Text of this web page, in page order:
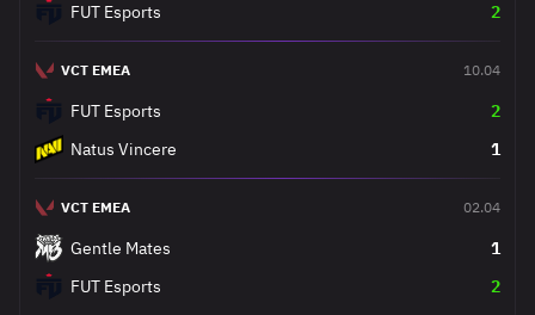
FUT Esports
2
VCT EMEA 10.04
FUT Esports
2
Natus Vincere
1
VCT EMEA 02.04
Gentle Mates
1
FUT Esports
2